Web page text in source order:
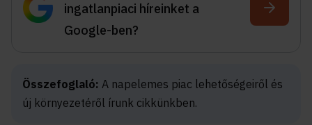
ingatlanpiaci híreinket a
Google-ben?
Összefoglaló: A napelemes piac lehetőségeiről és
új környezetéről írunk cikkünkben.